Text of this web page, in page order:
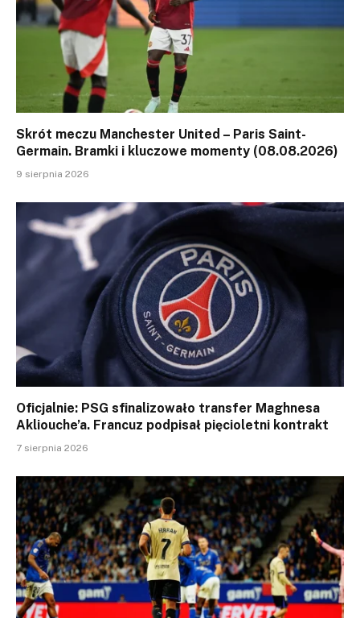
Skrót meczu Manchester United – Paris Saint-
Germain. Bramki i kluczowe momenty (08.08.2026)
9 sierpnia 2026
Oficjalnie: PSG sfinalizowało transfer Maghnesa
Akliouche’a. Francuz podpisał pięcioletni kontrakt
7 sierpnia 2026